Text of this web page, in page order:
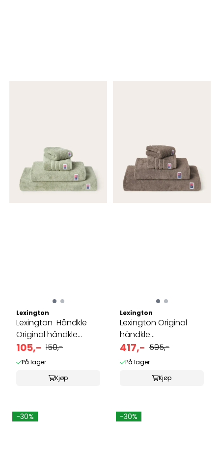
Lexington
Lexington Håndkle
Original håndkle
Vintage ...
105,- 150,-
På lager
Kjøp
Lexington
Lexington Original
håndkle
Shadow 70x130
417,- 595,-
På lager
Kjøp
-30% -30%